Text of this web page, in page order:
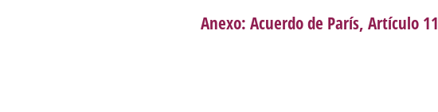
Anexo: Acuerdo de París, Artículo 11